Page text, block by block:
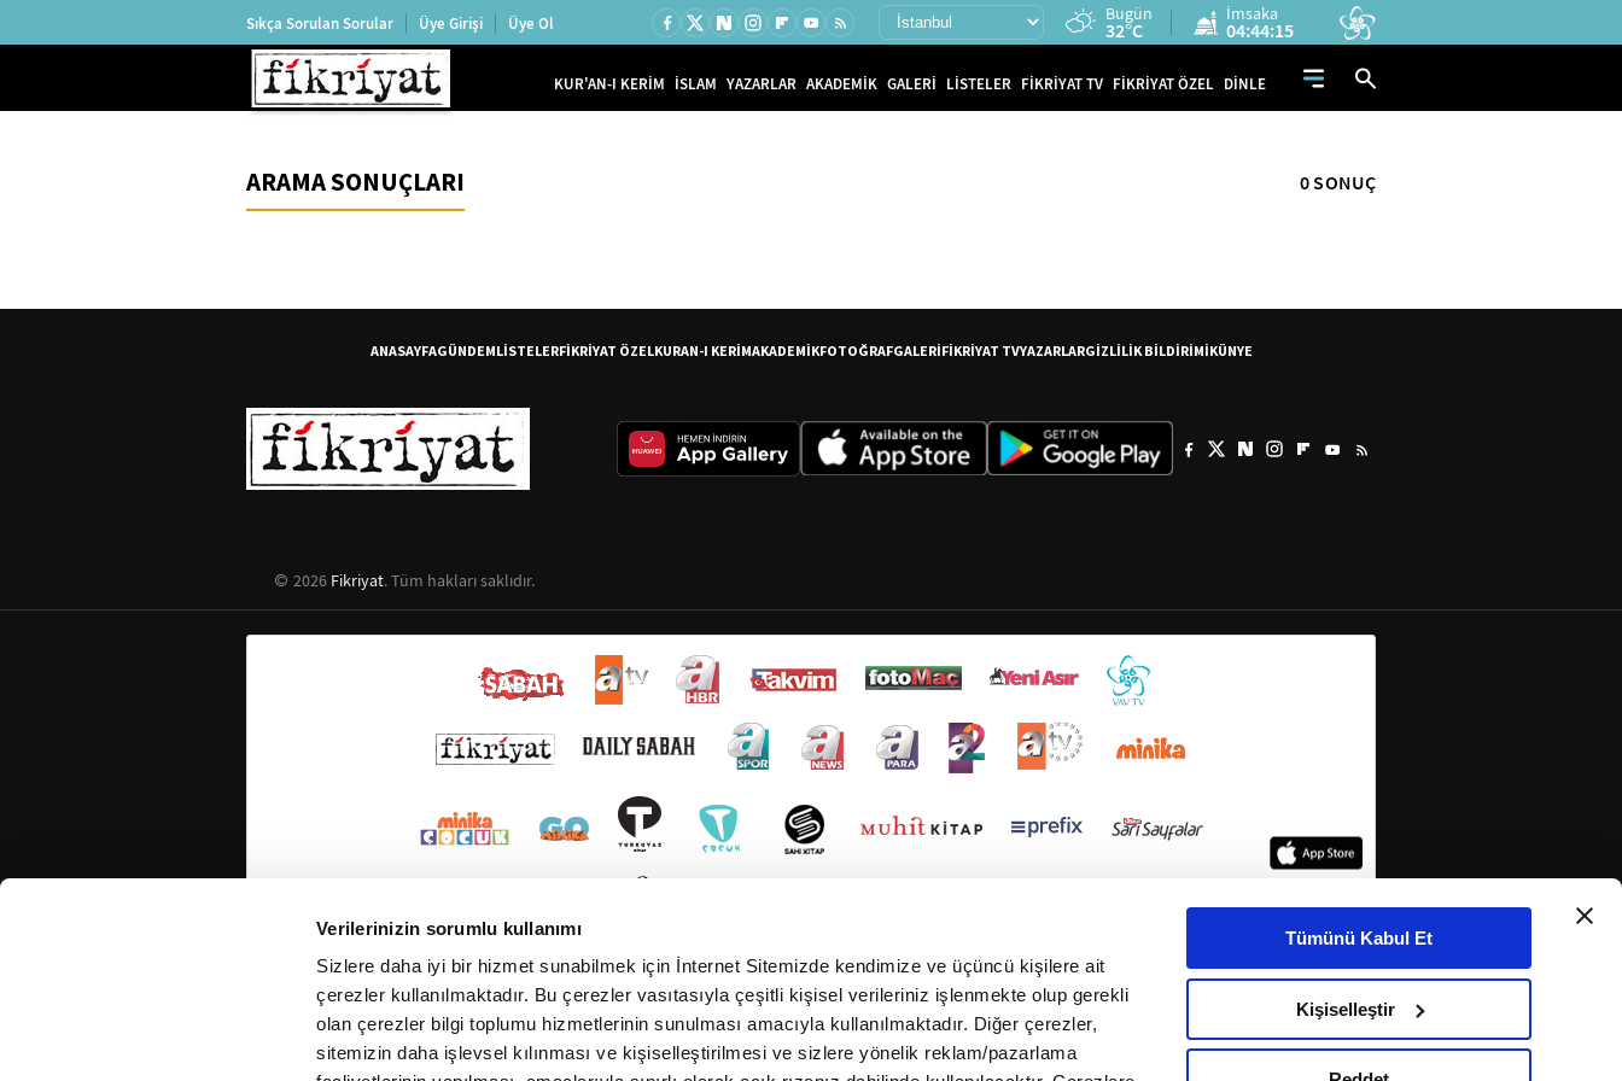
Verilerinizin sorumlu kullanımı
Sizlere daha iyi bir hizmet sunabilmek için İnternet Sitemizde kendimize ve üçüncü kişilere ait
çerezler kullanılmaktadır. Bu çerezler vasıtasıyla çeşitli kişisel verileriniz işlenmekte olup gerekli
olan çerezler bilgi toplumu hizmetlerinin sunulması amacıyla kullanılmaktadır. Diğer çerezler,
sitemizin daha işlevsel kılınması ve kişiselleştirilmesi ve sizlere yönelik reklam/pazarlama
Tümünü Kabul Et
Kişiselleştir
Sıkça Sorulan Sorular Üye Girişi Üye Ol Bugün
32°C
İmsaka
04:44:15
KUR'AN-I KERİM İSLAM YAZARLAR AKADEMİK GALERİ LİSTELER FİKRİYAT TV FİKRİYAT ÖZEL DİNLE
ARAMA SONUÇLARI 0 SONUÇ
ANASAYFAGÜNDEMLİSTELERFİKRİYAT ÖZELKURAN-I KERİMAKADEMİKFOTOĞRAFGALERİFİKRİYAT TVYAZARLARGİZLİLİK BİLDİRİMİKÜNYE
2026 Fikriyat. Tüm hakları saklıdır.